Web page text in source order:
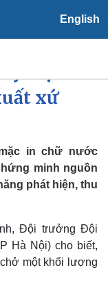
English
tiết
VOV
xứ
in chữ nước
minh nguồn
phát hiện, thu
Đội trưởng Đội
Hà Nội) cho biết,
một khối lượng